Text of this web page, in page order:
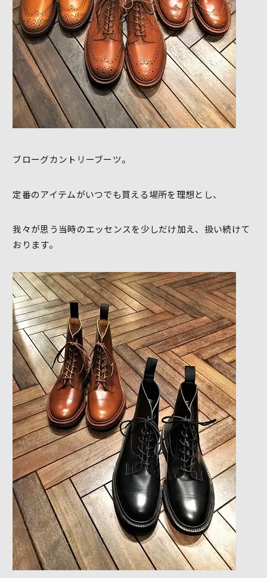
ブローグカントリーブーツ。
定番のアイテムがいつでも買える場所を理想とし、
我々が思う当時のエッセンスを少しだけ加え、扱い続けて
おります。